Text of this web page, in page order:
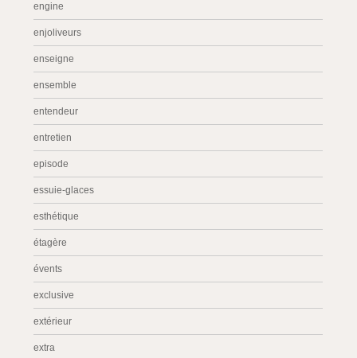
engine
enjoliveurs
enseigne
ensemble
entendeur
entretien
episode
essuie-glaces
esthétique
étagère
évents
exclusive
extérieur
extra